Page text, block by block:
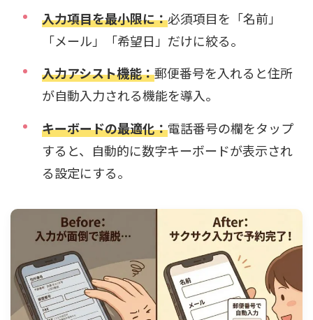
入力項目を最小限に：必須項目を「名前」
「メール」「希望日」だけに絞る。
入力アシスト機能：郵便番号を入れると住所
が自動入力される機能を導入。
キーボードの最適化：電話番号の欄をタップ
すると、自動的に数字キーボードが表示され
る設定にする。